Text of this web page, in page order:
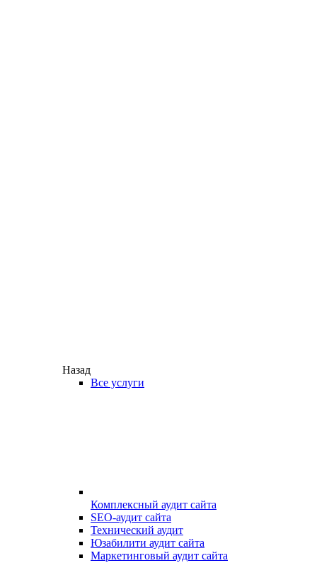
Назад
Все услуги
Комплексный аудит сайта
SEO-аудит сайта
Технический аудит
Юзабилити аудит сайта
Маркетинговый аудит сайта